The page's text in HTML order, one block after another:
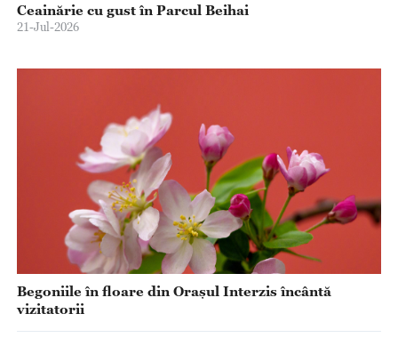
Ceainărie cu gust în Parcul Beihai
21-Jul-2026
Begoniile în floare din Orașul Interzis încântă
vizitatorii